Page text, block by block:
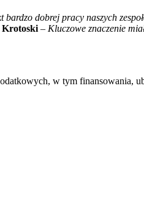
dobrej pracy naszych
– Kluczowe znaczenie
w tym finansowania,